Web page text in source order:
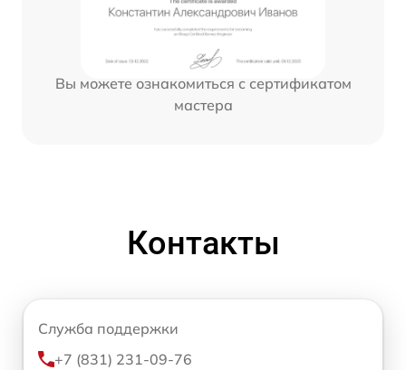
Вы можете ознакомиться с сертификатом
мастера
Контакты
Служба поддержки
+7 (831) 231-09-76